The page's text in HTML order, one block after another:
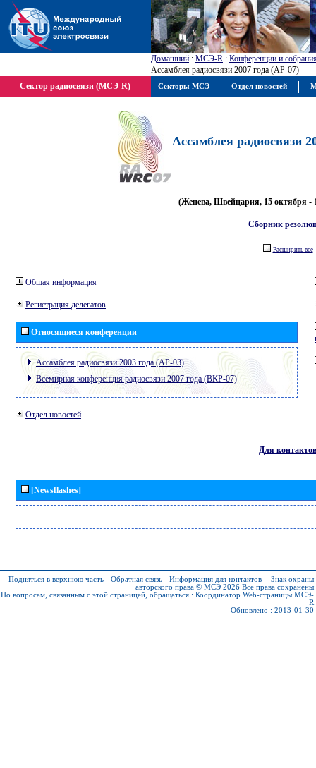
Домашний : МСЭ-R : Конференции и
Ассамблея радиосвязи 2007 года (АР-07)
Сектор радиосвязи (МСЭ-R)
Ассамблея радиосвязи
(Женева, Швейцария, 15 октября -
Сборник
Расширить все
Общая информация
Регистрация делегатов
Относящиеся конференции
Ассамблея радиосвязи 2003 года (АР-03)
Всемирная конференция радиосвязи 2007 года (ВКР-07)
Отдел новостей
Для контактов
[Newsflashes]
Подняться в верхнюю часть - Обратная связь - Информация для контактов - Знак охраны
авторского права © МСЭ 2026 Все права сохранены
По вопросам, связанным с этой страницей, обращаться : Координатор Web-страницы МСЭ-
R
Обновлено : 2013-01-30
Секторы МСЭ Отдел новостей